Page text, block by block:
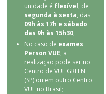
unidade é flexível, de
segunda à sexta, das
09h às 17h e sábado
das 9h às 15h30;
No caso de exames
Person VUE, a
realização pode ser no
Centro de VUE GREEN
(SP) ou em outro Centro
VUE no Brasil;